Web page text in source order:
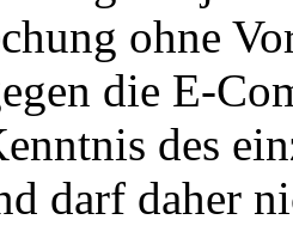
ohne
die E-
des
darf daher